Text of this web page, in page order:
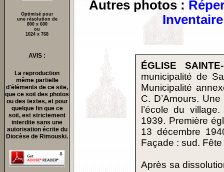
Optimisé pour
une résolution de
800 x 600
ou
1024 x 768
AVIS :
La reproduction
même partielle
d'éléments de ce site,
que ce soit des photos
ou des textes, et pour
quelque fin que ce
soit, est strictement
interdite sans une
autorisation écrite du
Diocèse de Rimouski.
Autres photos :
ÉGLISE
municipalité de
Municipalité
C. D’Amours.
l’école du
1939. Première
13 décembre
Façade : sud.
Après sa